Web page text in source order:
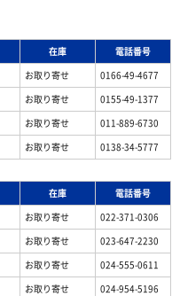
在庫
電話番号
お取り寄せ
0166-49-4677
お取り寄せ
0155-49-1377
お取り寄せ
011-889-6730
お取り寄せ 0138-34-5777
在庫
電話番号
お取り寄せ
022-371-0306
お取り寄せ
023-647-2230
お取り寄せ
024-555-0611
お取り寄せ 024-954-5196